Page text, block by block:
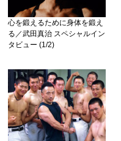
心を鍛えるために身体を鍛え
る／武田真治 スペシャルイン
タビュー (1/2)